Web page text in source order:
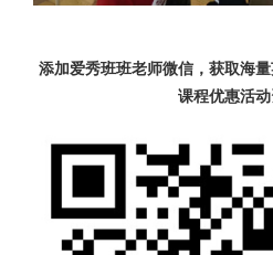
添加爱秀班班老师微信，获取海
课程优惠活动